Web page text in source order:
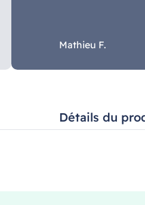
Mathieu F.
Détails du